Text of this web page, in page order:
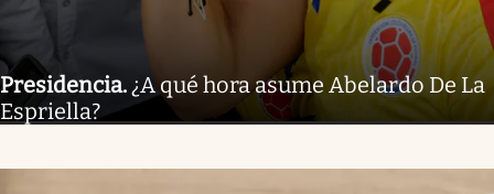
Presidencia. ¿A qué hora asume Abelardo De La
Espriella?